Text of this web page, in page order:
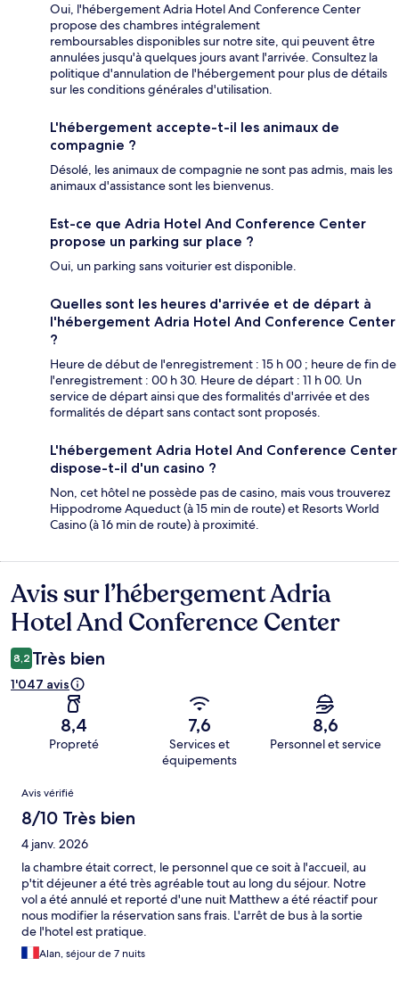
Oui, l'hébergement Adria Hotel And Conference Center
propose des chambres intégralement
remboursables disponibles sur notre site, qui peuvent être
annulées jusqu'à quelques jours avant l'arrivée. Consultez la
politique d'annulation de l'hébergement pour plus de détails
sur les conditions générales d'utilisation.
L'hébergement accepte-t-il les animaux de
compagnie ?
Désolé, les animaux de compagnie ne sont pas admis, mais les
animaux d'assistance sont les bienvenus.
Est-ce que Adria Hotel And Conference Center
propose un parking sur place ?
Oui, un parking sans voiturier est disponible.
Quelles sont les heures d'arrivée et de départ à
l'hébergement Adria Hotel And Conference Center
?
Heure de début de l'enregistrement : 15 h 00 ; heure de fin de
l'enregistrement : 00 h 30. Heure de départ : 11 h 00. Un
service de départ ainsi que des formalités d'arrivée et des
formalités de départ sans contact sont proposés.
L'hébergement Adria Hotel And Conference Center
dispose-t-il d'un casino ?
Non, cet hôtel ne possède pas de casino, mais vous trouverez
Hippodrome Aqueduct (à 15 min de route) et Resorts World
Casino (à 16 min de route) à proximité.
Avis
Avis sur l’hébergement Adria
Hotel And Conference Center
8,2 Très bien
1'047 avis
8,4
Propreté
7,6
Services et
équipements
8,6
Personnel et service
Avis
Avis vérifié
8/10 Très bien
4 janv. 2026
la chambre était correct, le personnel que ce soit à l'accueil, au
p'tit déjeuner a été très agréable tout au long du séjour. Notre
vol a été annulé et reporté d'une nuit Matthew a été réactif pour
nous modifier la réservation sans frais. L'arrêt de bus à la sortie
de l'hotel est pratique.
Alan, séjour de 7 nuits